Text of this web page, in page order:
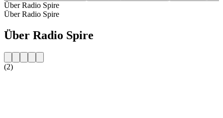
Über Radio Spire
Über Radio Spire
Über Radio Spire
(2)